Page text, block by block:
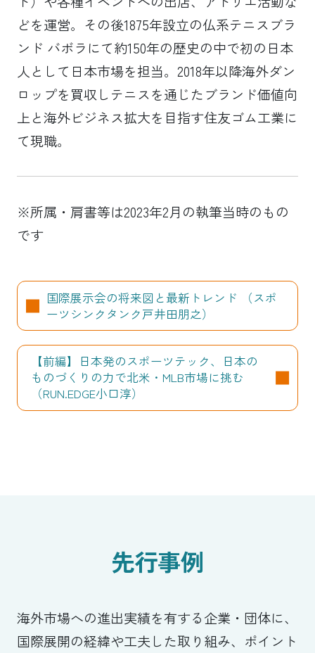
どを運営。その後1875年設立の仏系テニスブラ
ンド バボラにて約150年の歴史の中で初の日本
人として日本市場を担当。2018年以降海外ダン
ロップを買収しテニスを通じたブランド価値向
上と海外ビジネス拡大を目指す住友ゴム工業に
て現職。
※所属・肩書等は2023年2月の執筆当時のもの
です
国際展示会の将来図と最新トレンド （スポ
ーツシンクタンク戸井田朋之）
【前編】日本発のスポーツテック、日本の
ものづくりの力で北米・MLB市場に挑む
（RUN.EDGE小口淳）
先行事例
海外市場への進出実績を有する企業・団体に、
国際展開の経緯や工夫した取り組み、ポイント